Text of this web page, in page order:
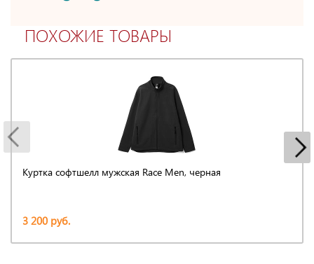
ПОХОЖИЕ ТОВАРЫ
Куртка софтшелл мужская Race Men, черная
3 200 руб.